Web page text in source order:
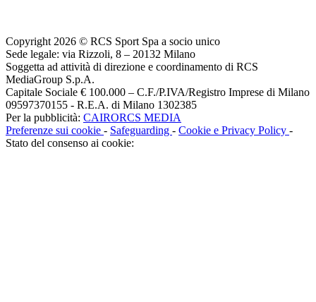
Copyright 2026 © RCS Sport Spa a socio unico
Sede legale: via Rizzoli, 8 – 20132 Milano
Soggetta ad attività di direzione e coordinamento di RCS
MediaGroup S.p.A.
Capitale Sociale € 100.000 – C.F./P.IVA/Registro Imprese di Milano
09597370155 - R.E.A. di Milano 1302385
Per la pubblicità: CAIRORCS MEDIA
Preferenze sui cookie - Safeguarding - Cookie e Privacy Policy -
Stato del consenso ai cookie: